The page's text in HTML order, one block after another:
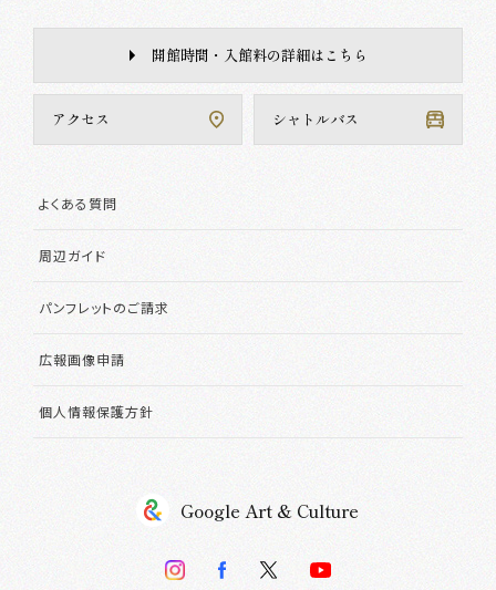
開館時間・入館料の詳細はこちら
Google Art & Culture
よくある質問
周辺ガイド
パンフレットのご請求
広報画像申請
個人情報保護方針
アクセス シャトルバス